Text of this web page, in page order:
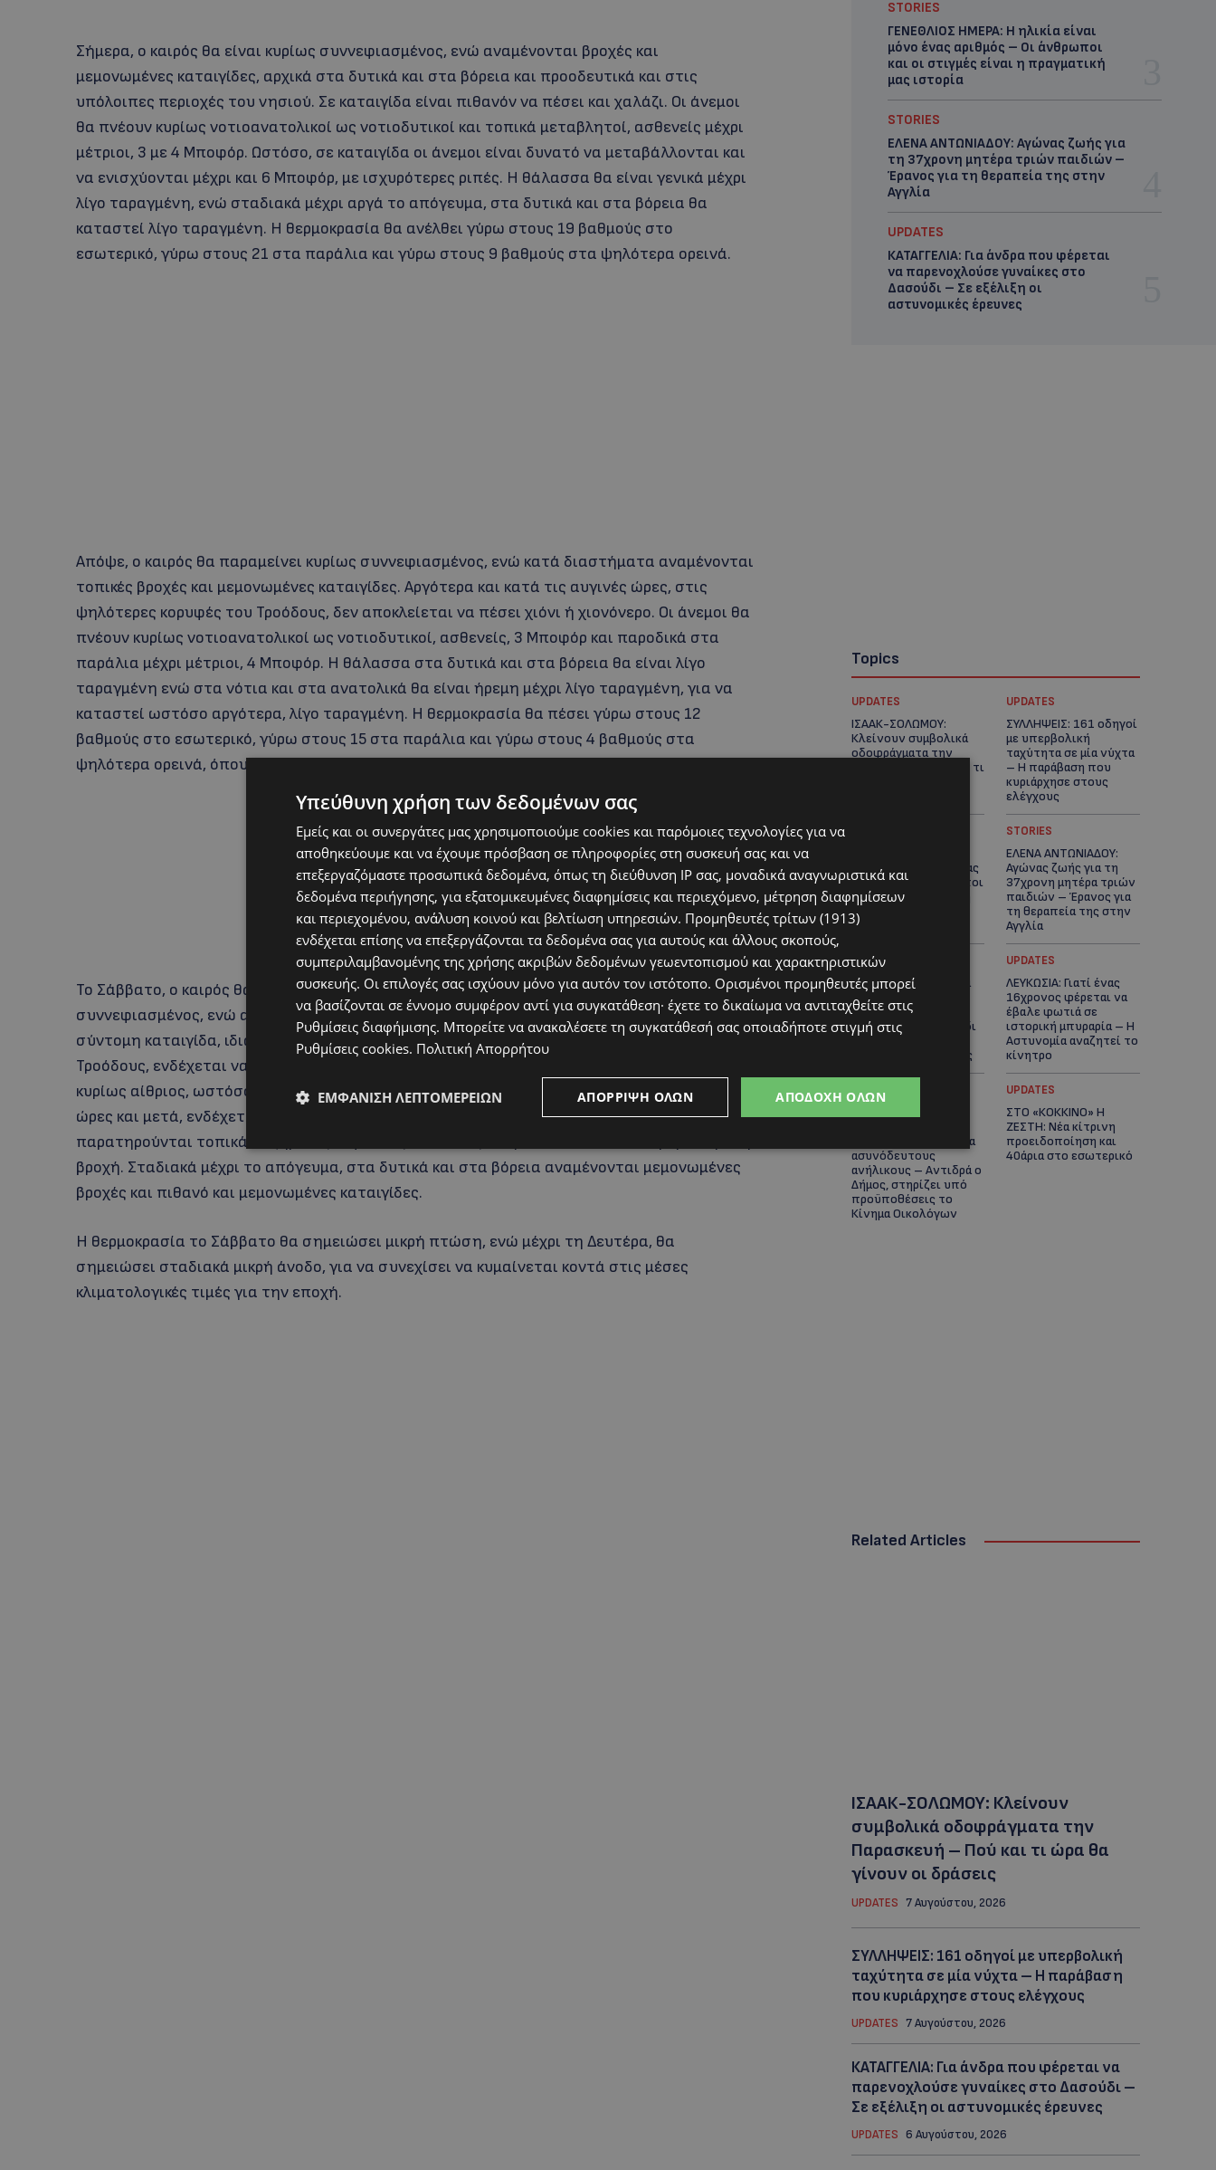
Σήμερα, ο καιρός θα είναι κυρίως συννεφιασμένος, ενώ αναμένονται βροχές και
μεμονωμένες καταιγίδες, αρχικά στα δυτικά και στα βόρεια και προοδευτικά και στις
υπόλοιπες περιοχές του νησιού. Σε καταιγίδα είναι πιθανόν να πέσει και χαλάζι. Οι άνεμοι
θα πνέουν κυρίως νοτιοανατολικοί ως νοτιοδυτικοί και τοπικά μεταβλητοί, ασθενείς μέχρι
μέτριοι, 3 με 4 Μποφόρ. Ωστόσο, σε καταιγίδα οι άνεμοι είναι δυνατό να μεταβάλλονται και
να ενισχύονται μέχρι και 6 Μποφόρ, με ισχυρότερες ριπές. Η θάλασσα θα είναι γενικά μέχρι
λίγο ταραγμένη, ενώ σταδιακά μέχρι αργά το απόγευμα, στα δυτικά και στα βόρεια θα
καταστεί λίγο ταραγμένη. Η θερμοκρασία θα ανέλθει γύρω στους 19 βαθμούς στο
εσωτερικό, γύρω στους 21 στα παράλια και γύρω στους 9 βαθμούς στα ψηλότερα ορεινά.
Απόψε, ο καιρός θα παραμείνει κυρίως συννεφιασμένος, ενώ κατά διαστήματα αναμένονται
τοπικές βροχές και μεμονωμένες καταιγίδες. Αργότερα και κατά τις αυγινές ώρες, στις
ψηλότερες κορυφές του Τροόδους, δεν αποκλείεται να πέσει χιόνι ή χιονόνερο. Οι άνεμοι θα
πνέουν κυρίως νοτιοανατολικοί ως νοτιοδυτικοί, ασθενείς, 3 Μποφόρ και παροδικά στα
παράλια μέχρι μέτριοι, 4 Μποφόρ. Η θάλασσα στα δυτικά και στα βόρεια θα είναι λίγο
ταραγμένη ενώ στα νότια και στα ανατολικά θα είναι ήρεμη μέχρι λίγο ταραγμένη, για να
καταστεί ωστόσο αργότερα, λίγο ταραγμένη. Η θερμοκρασία θα πέσει γύρω στους 12
βαθμούς στο εσωτερικό, γύρω στους 15 στα παράλια και γύρω στους 4 βαθμούς στα
ψηλότερα ορεινά, όπου τοπικά αναμένεται να σχηματιστεί παγετός.
Το Σάββατο, ο καιρός θα είναι μερικώς συννεφιασμένος και τοπικά, κατά διαστήματα
συννεφιασμένος, ενώ αναμένονται μεμονωμένες βροχές και πιθανό και μεμονωμένη
σύντομη καταιγίδα, ιδιαίτερα στο δυτικό μισό του νησιού. Στις ψηλότερες κορυφές του
Τροόδους, ενδέχεται να πέσει χιόνι ή χιονόνερο. Την Κυριακή, ο καιρός θα είναι αρχικά
κυρίως αίθριος, ωστόσο αυξημένες νεφώσεις που θα αναπτύσσονται κατά τις μεσημβρινές
ώρες και μετά, ενδέχεται να δώσουν μεμονωμένη βροχή, κυρίως στα ορεινά. Τη Δευτέρα, θα
παρατηρούνται τοπικά αυξημένες νεφώσεις, οι οποίες αναμένεται να δώσουν μεμονωμένη
βροχή. Σταδιακά μέχρι το απόγευμα, στα δυτικά και στα βόρεια αναμένονται μεμονωμένες
βροχές και πιθανό και μεμονωμένες καταιγίδες.
Η θερμοκρασία το Σάββατο θα σημειώσει μικρή πτώση, ενώ μέχρι τη Δευτέρα, θα
σημειώσει σταδιακά μικρή άνοδο, για να συνεχίσει να κυμαίνεται κοντά στις μέσες
κλιματολογικές τιμές για την εποχή.
STORIES
ΓΕΝΕΘΛΙΟΣ ΗΜΕΡΑ: Η ηλικία είναι
μόνο ένας αριθμός – Οι άνθρωποι
και οι στιγμές είναι η πραγματική
μας ιστορία
STORIES
ΕΛΕΝΑ ΑΝΤΩΝΙΑΔΟΥ: Αγώνας ζωής για
τη 37χρονη μητέρα τριών παιδιών –
Έρανος για τη θεραπεία της στην
Αγγλία
UPDATES
ΚΑΤΑΓΓΕΛΙΑ: Για άνδρα που φέρεται
να παρενοχλούσε γυναίκες στο
Δασούδι – Σε εξέλιξη οι
αστυνομικές έρευνες
Topics
UPDATES
ΙΣΑΑΚ-ΣΟΛΩΜΟΥ:
Κλείνουν συμβολικά
οδοφράγματα την
Παρασκευή – Πού και τι
UPDATES
ΣΥΛΛΗΨΕΙΣ: 161 οδηγοί
με υπερβολική
ταχύτητα σε μία νύχτα
– Η παράβαση που
κυριάρχησε στους
ελέγχους
ηλικία είναι μόνο ένας
αριθμός – Οι άνθρωποι
και οι στιγμές είναι η
πραγματική μας
ιστορία
STORIES
ΕΛΕΝΑ ΑΝΤΩΝΙΑΔΟΥ:
Αγώνας ζωής για τη
37χρονη μητέρα τριών
παιδιών – Έρανος για
τη θεραπεία της στην
Αγγλία
UPDATES
ΚΑΤΑΓΓΕΛΙΑ: Για άνδρα
που φέρεται να
παρενοχλούσε
γυναίκες στο Δασούδι
– Σε εξέλιξη οι
αστυνομικές έρευνες
UPDATES
ΛΕΥΚΩΣΙΑ: Γιατί ένας
16χρονος φέρεται να
έβαλε φωτιά σε
ιστορική μπυραρία – Η
Αστυνομία αναζητεί το
κίνητρο
UPDATES
δημιουργία δομών για
ασυνόδευτους
ανήλικους – Αντιδρά ο
Δήμος, στηρίζει υπό
προϋποθέσεις το
Κίνημα Οικολόγων
UPDATES
ΣΤΟ «ΚΟΚΚΙΝΟ» Η
ΖΕΣΤΗ: Νέα κίτρινη
προειδοποίηση και
40άρια στο εσωτερικό
Related Articles
ΙΣΑΑΚ-ΣΟΛΩΜΟΥ: Κλείνουν
συμβολικά οδοφράγματα την
Παρασκευή – Πού και τι ώρα θα
γίνουν οι δράσεις
UPDATES 7 Αυγούστου, 2026
ΣΥΛΛΗΨΕΙΣ: 161 οδηγοί με υπερβολική
ταχύτητα σε μία νύχτα – Η παράβαση
που κυριάρχησε στους ελέγχους
UPDATES 7 Αυγούστου, 2026
ΚΑΤΑΓΓΕΛΙΑ: Για άνδρα που φέρεται να
παρενοχλούσε γυναίκες στο Δασούδι –
Σε εξέλιξη οι αστυνομικές έρευνες
UPDATES 6 Αυγούστου, 2026
Υπεύθυνη χρήση των δεδομένων σας
Εμείς και οι συνεργάτες μας χρησιμοποιούμε cookies και παρόμοιες τεχνολογίες για να
αποθηκεύουμε και να έχουμε πρόσβαση σε πληροφορίες στη συσκευή σας και να
επεξεργαζόμαστε προσωπικά δεδομένα, όπως τη διεύθυνση IP σας, μοναδικά αναγνωριστικά και
δεδομένα περιήγησης, για εξατομικευμένες διαφημίσεις και περιεχόμενο, μέτρηση διαφημίσεων
και περιεχομένου, ανάλυση κοινού και βελτίωση υπηρεσιών. Προμηθευτές τρίτων (1913)
ενδέχεται επίσης να επεξεργάζονται τα δεδομένα σας για αυτούς και άλλους σκοπούς,
συμπεριλαμβανομένης της χρήσης ακριβών δεδομένων γεωεντοπισμού και χαρακτηριστικών
συσκευής. Οι επιλογές σας ισχύουν μόνο για αυτόν τον ιστότοπο. Ορισμένοι προμηθευτές μπορεί
να βασίζονται σε έννομο συμφέρον αντί για συγκατάθεση· έχετε το δικαίωμα να αντιταχθείτε στις
Ρυθμίσεις διαφήμισης. Μπορείτε να ανακαλέσετε τη συγκατάθεσή σας οποιαδήποτε στιγμή στις
Ρυθμίσεις cookies. Πολιτική Απορρήτου
ΑΠΟΔΟΧΉ ΌΛΩΝ
ΑΠΌΡΡΙΨΗ ΌΛΩΝ
ΕΜΦΆΝΙΣΗ ΛΕΠΤΟΜΕΡΕΙΏΝ